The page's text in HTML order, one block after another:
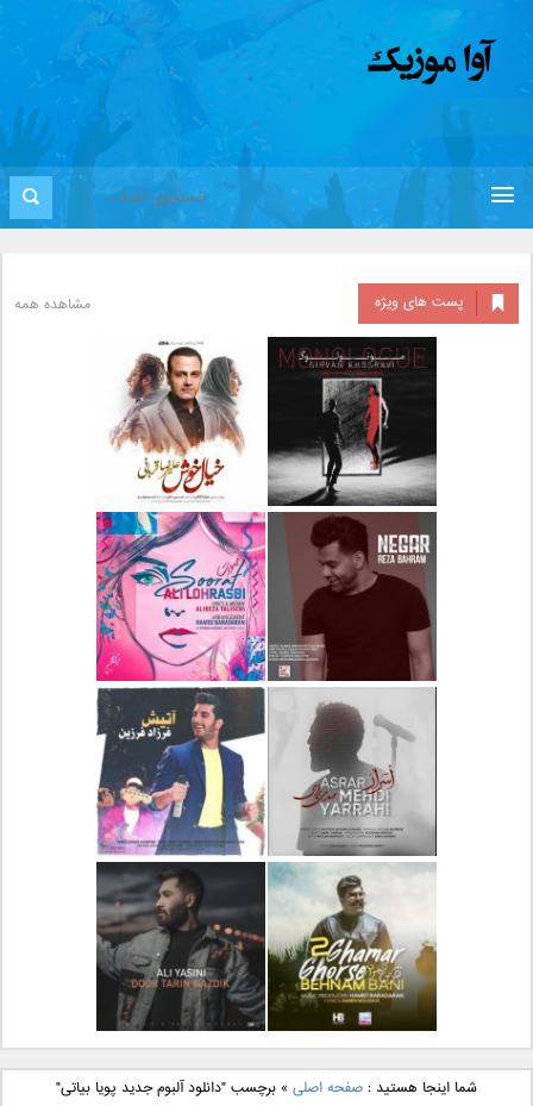
پست های ویژه مشاهده همه
دانلود آلبوم جدید سیروان
خسروی بنام مونولوگ
دانلود آهنگ جدید علیرضا
قربانی بنام خیال خوش
دانلود آهنگ جدید رضا
بهرام بنام نگار
دانلود آهنگ جدید علی
لهراسبی بنام صورت
دانلود آهنگ جدید مهدی
یراحی بنام اسرار
دانلود آهنگ جدید فرزاد
فرزین بنام آتیش
دانلود آهنگ جدید بهنام
بانی بنام قرص قمر 2
دانلود آهنگ جدید علی
یاسینی بنام دورترین نزدیک
شما اینجا هستید :صفحه اصلی »برچسب "دانلود آلبوم جدید پویا بیاتی"